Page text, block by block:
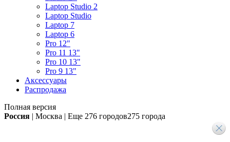
Laptop Studio 2
Laptop Studio
Laptop 7
Laptop 6
Pro 12"
Pro 11 13"
Pro 10 13"
Pro 9 13"
Аксессуары
Распродажа
Полная версия
Россия | Москва | Еще 276 городов275 города